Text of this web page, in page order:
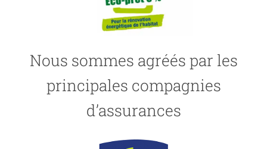
Nous sommes agréés par les
principales compagnies
d’assurances